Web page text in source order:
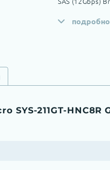
подробно
SYS-211GT-HNC8R